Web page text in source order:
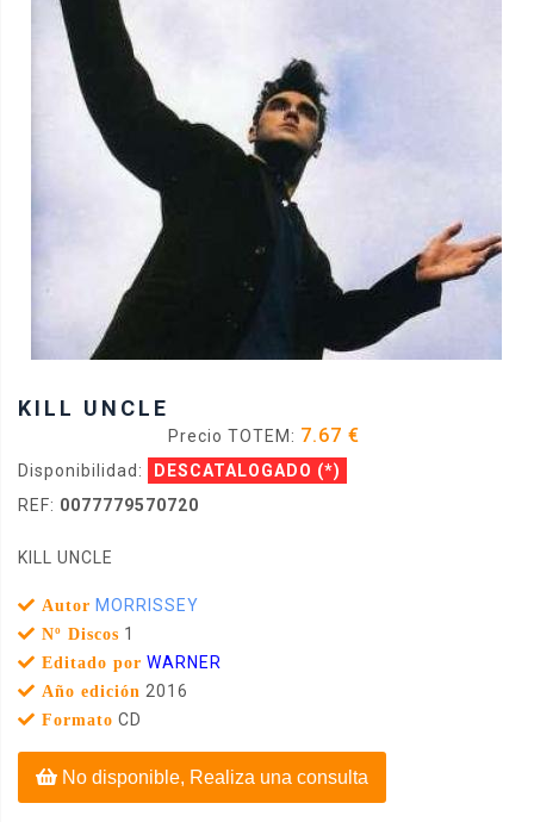
KILL UNCLE
Precio TOTEM: 7.67 €
Disponibilidad: DESCATALOGADO (*)
REF: 0077779570720
KILL UNCLE
Autor MORRISSEY
Nº Discos 1
Editado por WARNER
Año edición 2016
Formato CD
No disponible, Realiza una consulta